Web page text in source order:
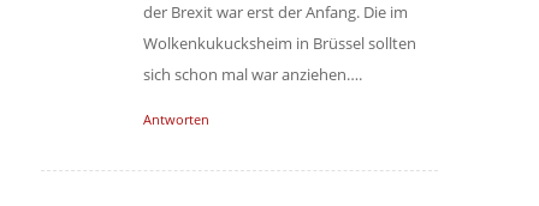
der Brexit war erst der Anfang. Die im
Wolkenkukucksheim in Brüssel sollten
sich schon mal war anziehen….
Antworten